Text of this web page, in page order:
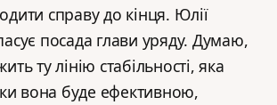
справу до кінця. Юлії
посада глави уряду. Думаю,
ту лінію стабільності, яка
вона буде ефективною,